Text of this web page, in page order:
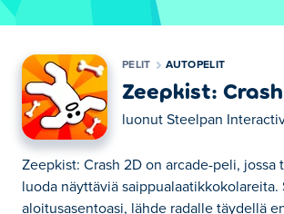
PELIT AUTOPELIT
Zeepkist:
luonut Steelpan
Zeepkist: Crash 2D on arcade-peli, jossa
luoda näyttäviä saippualaatikkokolareita.
aloitusasentoasi, lähde radalle täydellä